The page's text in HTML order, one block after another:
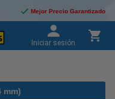
Mejor Precio Garantizado
Iniciar sesión
mm)